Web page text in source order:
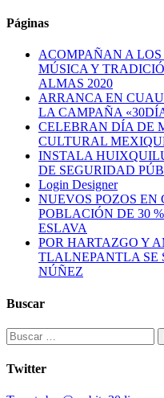
Páginas
ACOMPAÑAN A
MÚSICA Y
ALMAS 2020
ARRANCA EN
LA CAMPAÑA
CELEBRAN DÍA DE
CULTURAL
INSTALA
DE SEGURIDAD
Login Designer
NUEVOS POZOS
POBLACIÓN DE 30
ESLAVA
POR HARTAZGO Y
TLALNEPANTLA SE
NÚÑEZ
Buscar
Buscar:
Twitter